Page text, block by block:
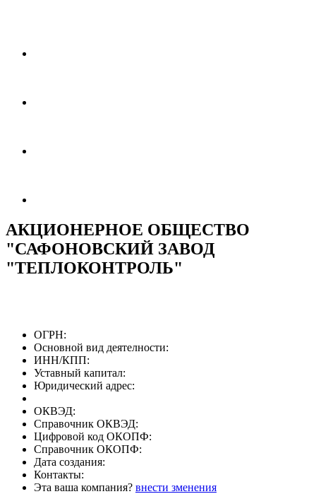
АКЦИОНЕРНОЕ ОБЩЕСТВО
"САФОНОВСКИЙ ЗАВОД
"ТЕПЛОКОНТРОЛЬ"
ОГРН:
Основной вид деятелности:
ИНН/КПП:
Уставный капитал:
Юридический адрес:
ОКВЭД:
Справочник ОКВЭД:
Цифровой код ОКОПФ:
Справочник ОКОПФ:
Дата создания:
Контакты:
Эта ваша компания? внести зменения